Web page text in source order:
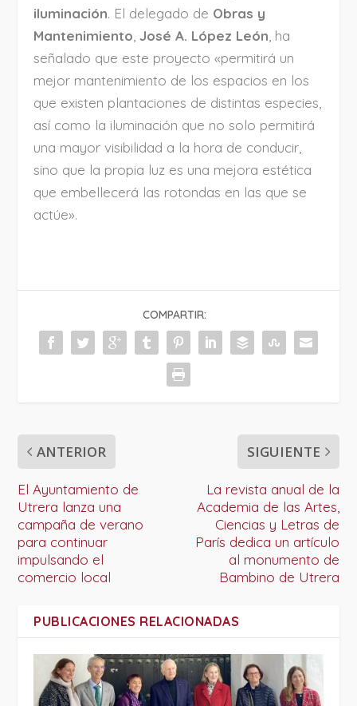
iluminación. El delegado de Obras y
Mantenimiento ,José A. López León , ha
señalado que este proyecto «permitirá un
mejor mantenimiento de los espacios en los
que existen plantaciones de distintas especies,
así como la iluminación que no solo permitirá
una mayor visibilidad a la hora de conducir,
sino que la propia luz es una mejora estética
que embellecerá las rotondas en las que se
actúe».
COMPARTIR:
ANTERIOR
El Ayuntamiento de
Utrera lanza una
campaña de verano
para continuar
impulsando el
comercio local
SIGUIENTE
La revista anual de la
Academia de las Artes,
Ciencias y Letras de
París dedica un artículo
al monumento de
Bambino de Utrera
PUBLICACIONES RELACIONADAS